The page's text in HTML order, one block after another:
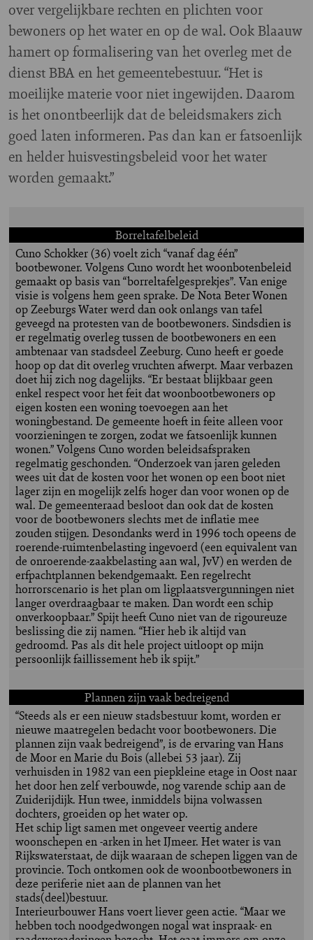
over vergelijkbare rechten en plichten voor
bewoners op het water en op de wal. Ook Blaauw
hamert op formalisering van het overleg met de
dienst BBA en het gemeentebestuur. “Het is
moeilijke materie voor niet ingewijden. Daarom
is het onontbeerlijk dat de beleidsmakers zich
goed laten informeren. Pas dan kan er fatsoenlijk
en helder huisvestingsbeleid voor het water
worden gemaakt.”
Borreltafelbeleid
Cuno Schokker (36) voelt zich “vanaf dag één”
bootbewoner. Volgens Cuno wordt het woonbotenbeleid
gemaakt op basis van “borreltafelgesprekjes”. Van enige
visie is volgens hem geen sprake. De Nota Beter Wonen
op Zeeburgs Water werd dan ook onlangs van tafel
geveegd na protesten van de bootbewoners. Sindsdien is
er regelmatig overleg tussen de bootbewoners en een
ambtenaar van stadsdeel Zeeburg. Cuno heeft er goede
hoop op dat dit overleg vruchten afwerpt. Maar verbazen
doet hij zich nog dagelijks. “Er bestaat blijkbaar geen
enkel respect voor het feit dat woonbootbewoners op
eigen kosten een woning toevoegen aan het
woningbestand. De gemeente hoeft in feite alleen voor
voorzieningen te zorgen, zodat we fatsoenlijk kunnen
wonen.” Volgens Cuno worden beleidsafspraken
regelmatig geschonden. “Onderzoek van jaren geleden
wees uit dat de kosten voor het wonen op een boot niet
lager zijn en mogelijk zelfs hoger dan voor wonen op de
wal. De gemeenteraad besloot dan ook dat de kosten
voor de bootbewoners slechts met de inflatie mee
zouden stijgen. Desondanks werd in 1996 toch opeens de
roerende-ruimtenbelasting ingevoerd (een equivalent van
de onroerende-zaakbelasting aan wal, JvV) en werden de
erfpachtplannen bekendgemaakt. Een regelrecht
horrorscenario is het plan om ligplaatsvergunningen niet
langer overdraagbaar te maken. Dan wordt een schip
onverkoopbaar.” Spijt heeft Cuno niet van de rigoureuze
beslissing die zij namen. “Hier heb ik altijd van
gedroomd. Pas als dit hele project uitloopt op mijn
persoonlijk faillissement heb ik spijt.”
Plannen zijn vaak bedreigend
“Steeds als er een nieuw stadsbestuur komt, worden er
nieuwe maatregelen bedacht voor bootbewoners. Die
plannen zijn vaak bedreigend”, is de ervaring van Hans
de Moor en Marie du Bois (allebei 53 jaar). Zij
verhuisden in 1982 van een piepkleine etage in Oost naar
het door hen zelf verbouwde, nog varende schip aan de
Zuiderijdijk. Hun twee, inmiddels bijna volwassen
dochters, groeiden op het water op.
Het schip ligt samen met ongeveer veertig andere
woonschepen en -arken in het IJmeer. Het water is van
Rijkswaterstaat, de dijk waaraan de schepen liggen van de
provincie. Toch ontkomen ook de woonbootbewoners in
deze periferie niet aan de plannen van het
stads(deel)bestuur.
Interieurbouwer Hans voert liever geen actie. “Maar we
hebben toch noodgedwongen nogal wat inspraak- en